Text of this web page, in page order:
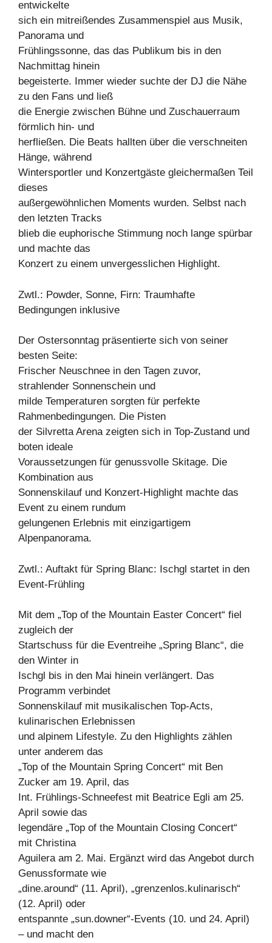
entwickelte
sich ein mitreißendes Zusammenspiel aus Musik,
Panorama und
Frühlingssonne, das das Publikum bis in den
Nachmittag hinein
begeisterte. Immer wieder suchte der DJ die Nähe
zu den Fans und ließ
die Energie zwischen Bühne und Zuschauerraum
förmlich hin- und
herfließen. Die Beats hallten über die verschneiten
Hänge, während
Wintersportler und Konzertgäste gleichermaßen Teil
dieses
außergewöhnlichen Moments wurden. Selbst nach
den letzten Tracks
blieb die euphorische Stimmung noch lange spürbar
und machte das
Konzert zu einem unvergesslichen Highlight.
Zwtl.: Powder, Sonne, Firn: Traumhafte
Bedingungen inklusive
Der Ostersonntag präsentierte sich von seiner
besten Seite:
Frischer Neuschnee in den Tagen zuvor,
strahlender Sonnenschein und
milde Temperaturen sorgten für perfekte
Rahmenbedingungen. Die Pisten
der Silvretta Arena zeigten sich in Top-Zustand und
boten ideale
Voraussetzungen für genussvolle Skitage. Die
Kombination aus
Sonnenskilauf und Konzert-Highlight machte das
Event zu einem rundum
gelungenen Erlebnis mit einzigartigem
Alpenpanorama.
Zwtl.: Auftakt für Spring Blanc: Ischgl startet in den
Event-Frühling
Mit dem „Top of the Mountain Easter Concert“ fiel
zugleich der
Startschuss für die Eventreihe „Spring Blanc“, die
den Winter in
Ischgl bis in den Mai hinein verlängert. Das
Programm verbindet
Sonnenskilauf mit musikalischen Top-Acts,
kulinarischen Erlebnissen
und alpinem Lifestyle. Zu den Highlights zählen
unter anderem das
„Top of the Mountain Spring Concert“ mit Ben
Zucker am 19. April, das
Int. Frühlings-Schneefest mit Beatrice Egli am 25.
April sowie das
legendäre „Top of the Mountain Closing Concert“
mit Christina
Aguilera am 2. Mai. Ergänzt wird das Angebot durch
Genussformate wie
„dine.around“ (11. April), „grenzenlos.kulinarisch“
(12. April) oder
entspannte „sun.downer“-Events (10. und 24. April)
– und macht den